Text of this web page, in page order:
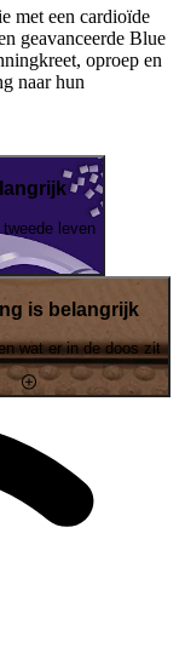
met een cardioïde
geavanceerde Blue
oproep en
naar hun
leven
is belangrijk
wat er in de doos zit